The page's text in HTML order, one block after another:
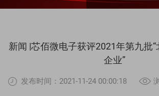
新闻 |芯佰微电子获评2021年第九批
企业”
发布时间：2021-11-24 00:00:18